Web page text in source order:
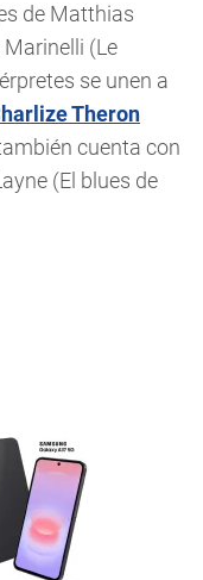
de Matthias
(Le
se unen a
Theron
cuenta con
(El blues de